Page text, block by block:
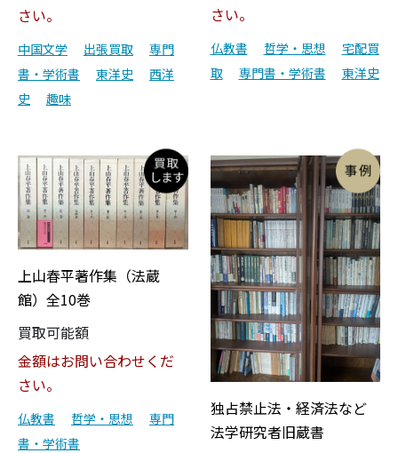
さい。
中国文学 出張買取
専門
書・学術書
東洋史
西洋
史
趣味
さい。
仏教書 哲学・思想
宅配買
取
専門書・学術書 東洋史
上山春平著作集（法蔵
館）全10巻
買取可能額
金額はお問い合わせくだ
さい。
仏教書 哲学・思想
専門
書・学術書
独占禁止法・経済法など
法学研究者旧蔵書